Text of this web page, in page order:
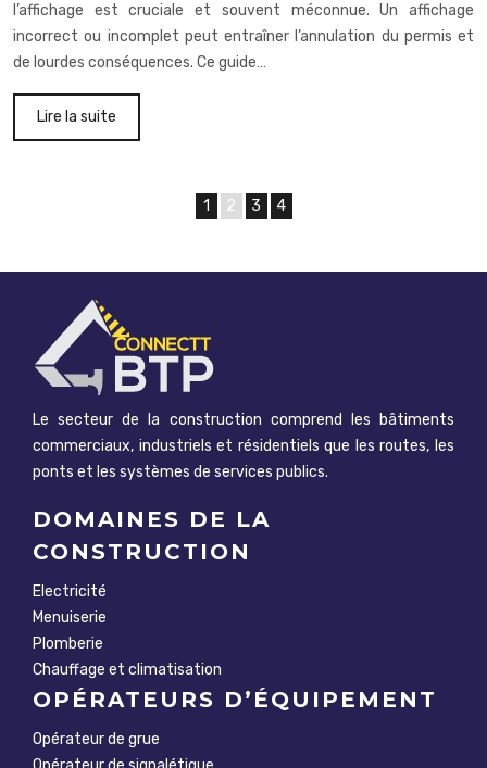
l’affichage est cruciale et souvent méconnue. Un affichage
incorrect ou incomplet peut entraîner l’annulation du permis et
de lourdes conséquences. Ce guide…
Lire la suite
1 2 3 4
Le secteur de la construction comprend les bâtiments
commerciaux, industriels et résidentiels que les routes, les
ponts et les systèmes de services publics.
DOMAINES DE LA
CONSTRUCTION
Electricité
Menuiserie
Plomberie
Chauffage et climatisation
OPÉRATEURS D’ÉQUIPEMENT
Opérateur de grue